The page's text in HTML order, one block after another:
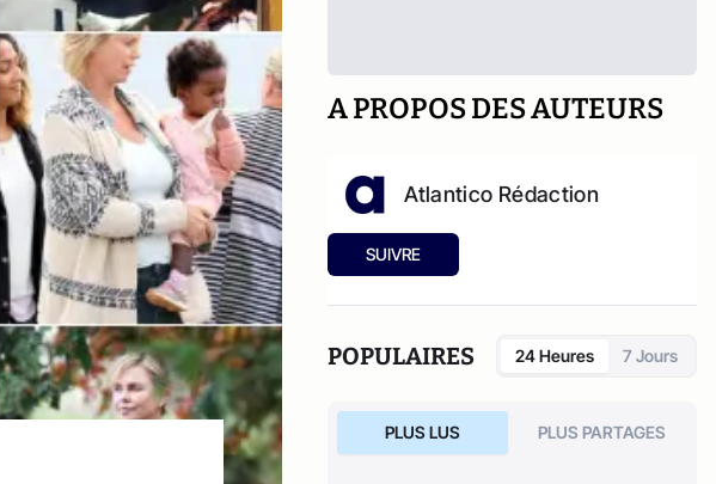
A PROPOS DES AUTEURS
Atlantico Rédaction
SUIVRE
POPULAIRES 24 Heures 7 Jours
PLUS LUS PLUS PARTAGES